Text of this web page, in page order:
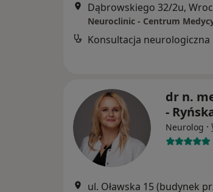
Dąbrowskiego 32/2u,
Neuroclinic - Centrum
Konsultacja neurologiczna
dr n.
-
Neurolog ·